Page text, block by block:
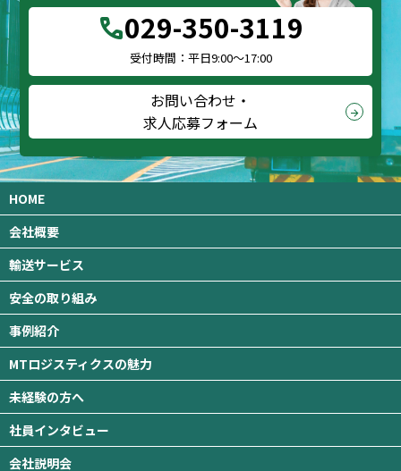
call029-350-3119
受付時間：平日9:00～17:00
お問い合わせ・
求人応募フォーム
arrow_forward
HOME
会社概要
輸送サービス
安全の取り組み
事例紹介
MTロジスティクスの魅力
未経験の方へ
社員インタビュー
会社説明会